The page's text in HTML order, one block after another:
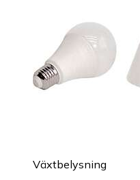
Växtbelysning